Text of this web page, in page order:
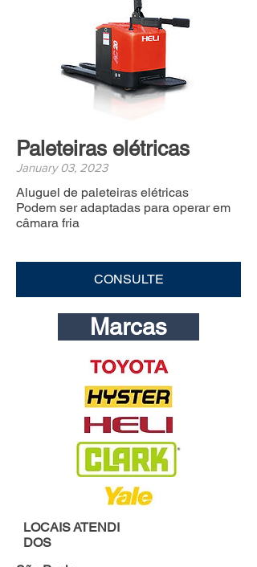
Paleteiras elétricas
January 03, 2023
Aluguel de paleteiras elétricas
Podem ser adaptadas para operar em
câmara fria
CONSULTE
Marcas
LOCAISATENDI
DOS